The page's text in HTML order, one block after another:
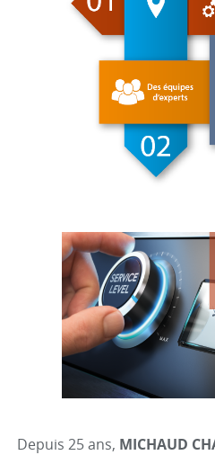
Depuis 25 ans, MICHAUD